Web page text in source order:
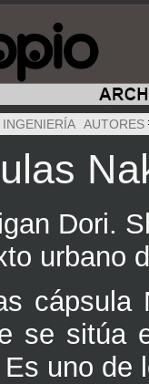
INGENIERÍA AUTORES
Dori.
urbano
se sitúa
uno